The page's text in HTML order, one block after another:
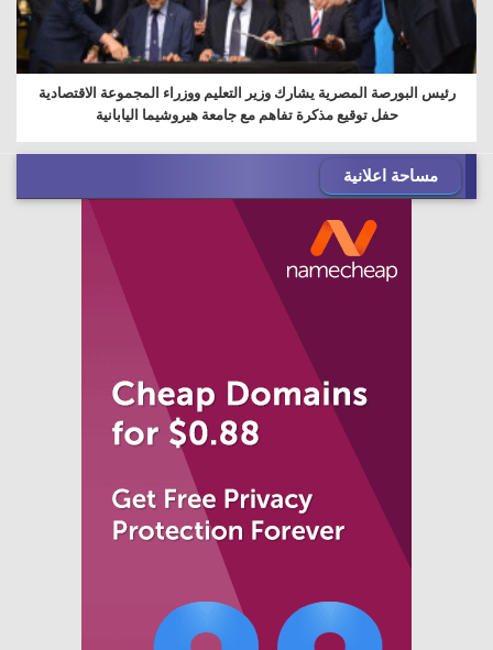
رئيس البورصة المصرية يشارك وزير التعليم ووزراء المجموعة الاقتصادية
حفل توقيع مذكرة تفاهم مع جامعة هيروشيما اليابانية
مساحة اعلانية